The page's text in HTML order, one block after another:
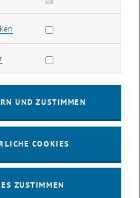
geboten, es wird
teils internationale Teams,
bereiten sich auf die
Robotics) im
in
antreten und bei
von und für SchülerInnen
ihrem Besuch des
mit dem die
Statistik Cookies zulassen
Marketing Cookies zulassen
UND ZUSTIMMEN
COOKIES
ZUSTIMMEN